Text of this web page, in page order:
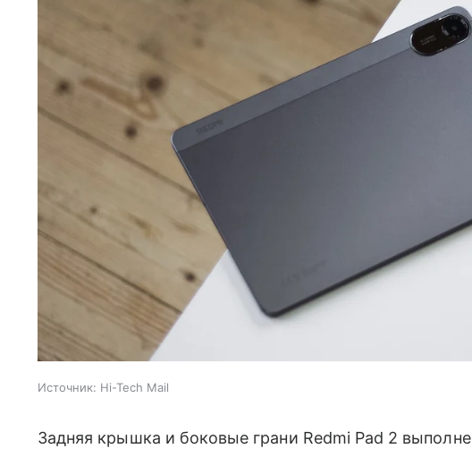
Источник: Hi-Tech Mail
Задняя крышка и боковые грани Redmi Pad 2